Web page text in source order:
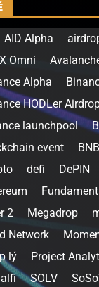
AID Alpha
Omni
Alpha
HODLer
launchpool
event
BNB
defi DePIN
2
Megadrop
Network
lý
Project
SOLV